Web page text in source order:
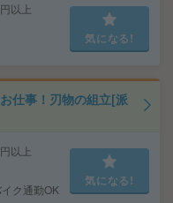
以上
気になる!
仕事！刃物の組立[派
以上
ク通勤OK
気になる!